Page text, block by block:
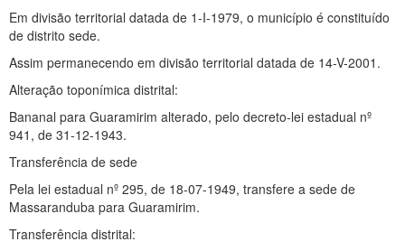
Em divisão territorial datada de 1-I-1979, o município é constituído
de distrito sede.
Assim permanecendo em divisão territorial datada de 14-V-2001.
Alteração toponímica distrital:
Bananal para Guaramirim alterado, pelo decreto-lei estadual nº
941, de 31-12-1943.
Transferência de sede
Pela lei estadual nº 295, de 18-07-1949, transfere a sede de
Massaranduba para Guaramirim.
Transferência distrital: